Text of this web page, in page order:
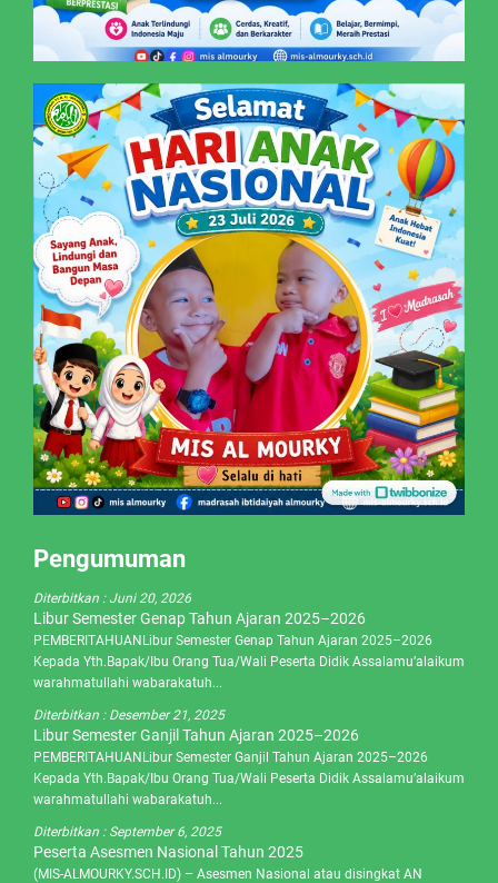
Pengumuman
Diterbitkan :Juni 20, 2026
Libur Semester Genap Tahun Ajaran 2025–2026
PEMBERITAHUANLibur Semester Genap Tahun Ajaran 2025–2026
Kepada Yth.Bapak/Ibu Orang Tua/Wali Peserta Didik Assalamu’alaikum
warahmatullahi wabarakatuh...
Diterbitkan : Desember 21, 2025
Libur Semester Ganjil Tahun Ajaran 2025–2026
PEMBERITAHUANLibur Semester Ganjil Tahun Ajaran 2025–2026
Kepada Yth.Bapak/Ibu Orang Tua/Wali Peserta Didik Assalamu’alaikum
warahmatullahi wabarakatuh...
Diterbitkan : September 6, 2025
Peserta Asesmen Nasional Tahun 2025
(MIS-ALMOURKY.SCH.ID) – Asesmen Nasional atau disingkat AN